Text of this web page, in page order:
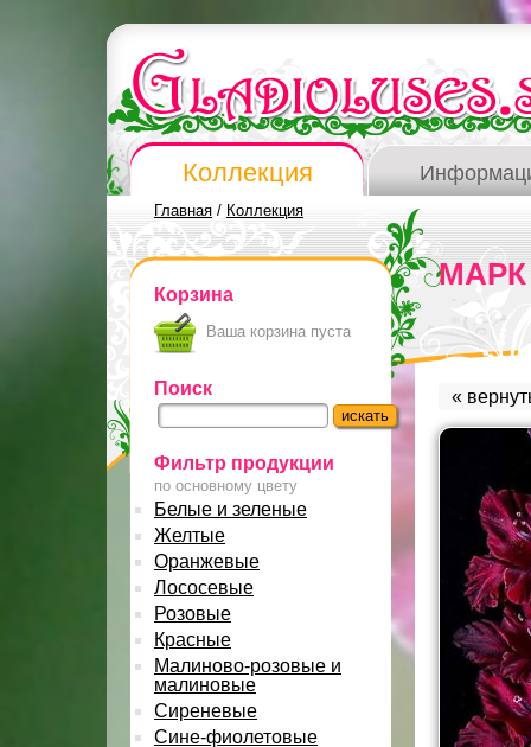
Коллекция
Главная / Коллекция
Корзина
Ваша корзина пуста
Поиск
Фильтр продукции
по основному цвету
Белые и зеленые
Желтые
Оранжевые
Лососевые
Розовые
Красные
Малиново-розовые и
малиновые
Сиреневые
Сине-фиолетовые
МАРК
«